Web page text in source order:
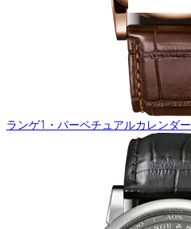
ランゲ1・パーペチュアルカレンダー